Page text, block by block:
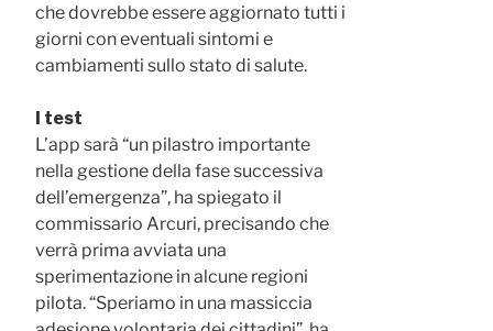
che dovrebbe essere aggiornato tutti i
giorni con eventuali sintomi e
cambiamenti sullo stato di salute.
I test
L’app sarà “un pilastro importante
nella gestione della fase successiva
dell’emergenza”, ha spiegato il
commissario Arcuri, precisando che
verrà prima avviata una
sperimentazione in alcune regioni
pilota. “Speriamo in una massiccia